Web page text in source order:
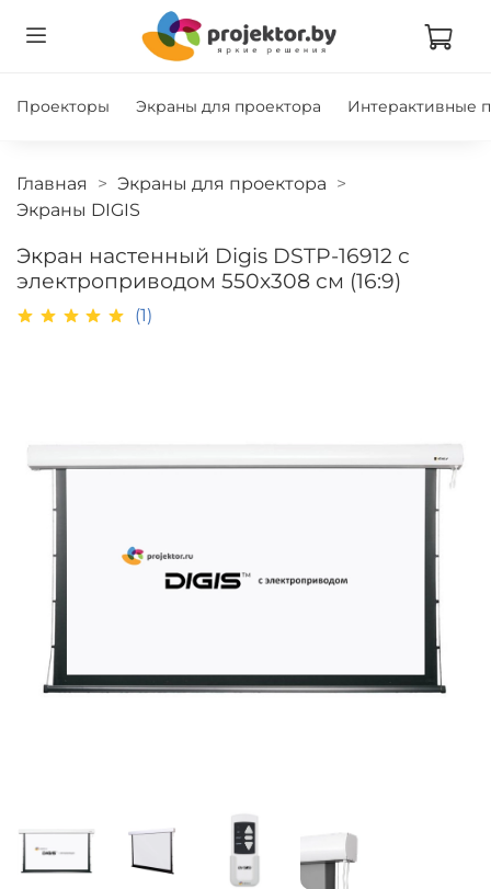
Проекторы Экраны для проектора Интерактивные
Главная
Экраны для проектора
Экраны DIGIS
Экран настенный Digis DSTP-16912 с
электроприводом 550x308 см (16:9)
(1)